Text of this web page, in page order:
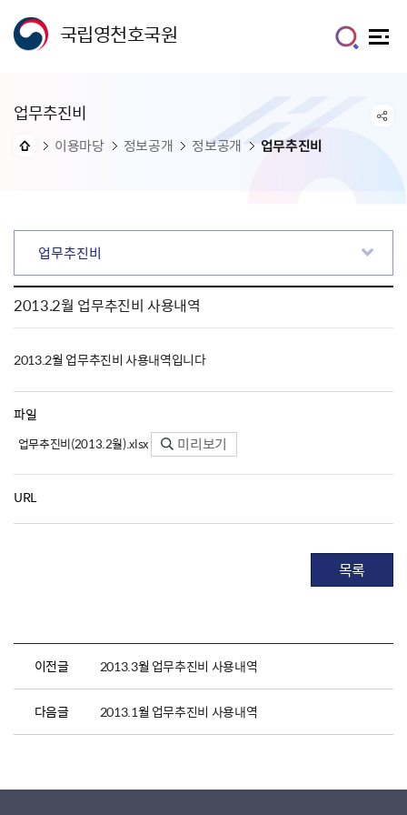
국립영천호국원
업무추진비
이용마당 정보공개 정보공개 업무추진비
업무추진비
2013.2월 업무추진비 사용내역
2013.2월 업무추진비 사용내역입니다
파일
업무추진비(2013.2월).xlsx 미리보기
URL
목록
이전글 2013.3월 업무추진비 사용내역
다음글 2013.1월 업무추진비 사용내역